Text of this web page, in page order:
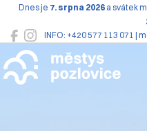
INFO: +420 577 113 071 |
Dnes je 7. srpna 2026 a svátek
Pozlovice